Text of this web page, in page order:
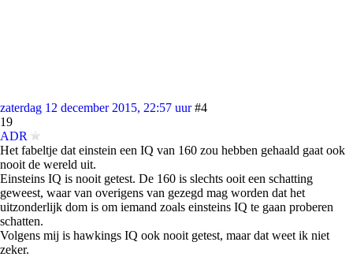
zaterdag 12 december 2015, 22:57 uur #4
19
ADR
Het fabeltje dat einstein een IQ van 160 zou hebben gehaald gaat ook
nooit de wereld uit.
Einsteins IQ is nooit getest. De 160 is slechts ooit een schatting
geweest, waar van overigens van gezegd mag worden dat het
uitzonderlijk dom is om iemand zoals einsteins IQ te gaan proberen
schatten.
Volgens mij is hawkings IQ ook nooit getest, maar dat weet ik niet
zeker.